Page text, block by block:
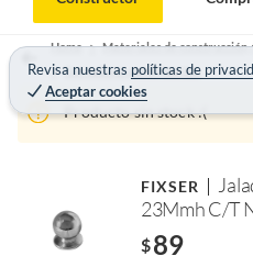
n
Revisa nuestras políticas de
Aceptar cookies
Home
Materiales de
Cerraduras para Puertas.
Producto sin stock :(
FIXSER
23Mmh C/T
$89